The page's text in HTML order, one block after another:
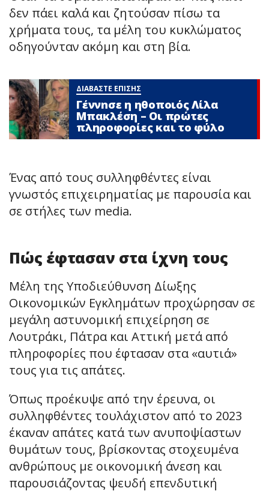
δεν πάει καλά και ζητούσαν πίσω τα
χρήματα τους, τα μέλη του κυκλώματος
οδηγούνταν ακόμη και στη βία.
ΔΙΑΒΑΣΤΕ ΕΠΙΣΗΣ
Γέννnσε η ηθοποιός Λίλα
Μπακλέση – Οι πρώτες
πληροφορίες και το φύλο
Ένας από τους συλληφθέντες είναι
γνωστός επιχειρηματίας με παρουσία και
σε στήλες των media.
Πώς έφτασαν στα ίχνη τους
Μέλη της Υποδιεύθυνση Δίωξης
Οικονομικών Εγκλημάτων προχώρησαν σε
μεγάλη αστυνομική επιχείρηση σε
Λουτράκι, Πάτρα και Αττική μετά από
πληροφορίες που έφτασαν στα «αυτιά»
τους για τις απάτες.
Όπως προέκυψε από την έρευνα, οι
συλληφθέντες τουλάχιστον από το 2023
έκαναν απάτες κατά των ανυποψίαστων
θυμάτων τους, βρίσκοντας στοχευμένα
ανθρώπους με οικονομική άνεση και
παρουσιάζοντας ψευδή επενδυτική